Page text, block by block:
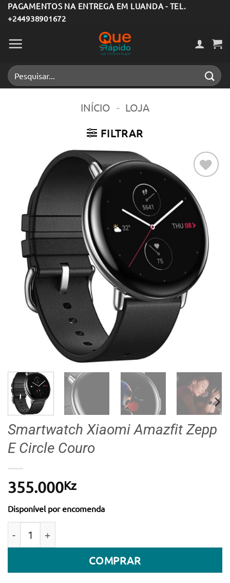
Skip
to
content
PAGAMENTOS NA ENTREGA EM LUANDA - TEL.
+244938901672
Pesquisar
por:
INÍCIO - LOJA
FILTRAR
Adicionar
aos meus
desejos
Smartwatch Xiaomi Amazfit Zepp
E Circle Couro
355.000Kz
Disponível por encomenda
COMPRAR